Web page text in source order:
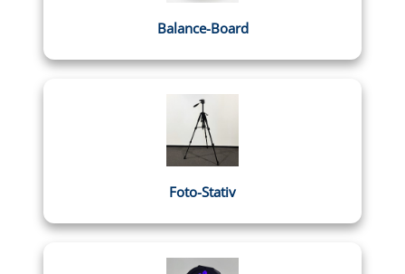
Balance-Board
Foto-Stativ